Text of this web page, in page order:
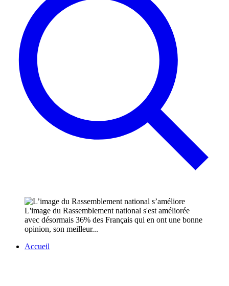
L'image du Rassemblement national s'est améliorée
avec désormais 36% des Français qui en ont une bonne
opinion, son meilleur...
Accueil